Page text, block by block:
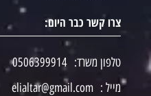
צרו קשר כבר היום:
טלפון משרד: 0506399914
מייל : elialtar@gmail.com